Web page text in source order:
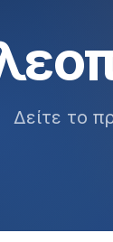
Δείτε το